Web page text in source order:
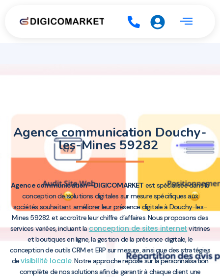
Agence communication Douchy-
les-Mines 59282
Agence communication – DIGICOMARKET est spécialisée dans la
conception de solutions digitales sur mesure spécifiques aux
sociétés souhaitant améliorer leur présence digitale à Douchy-les-
Mines 59282 et accroître leur chiffre d’affaires. Nous proposons des
services variées, incluant laconception de sites internetvitrines
et boutiques en ligne, la gestion de la présence digitale, le
conception de outils CRM et ERP sur mesure, ainsi que des stratégies
devisibilité locale. Notre approche repose sur la personnalisation
complète de nos solutions afin de garantir à chaque client une